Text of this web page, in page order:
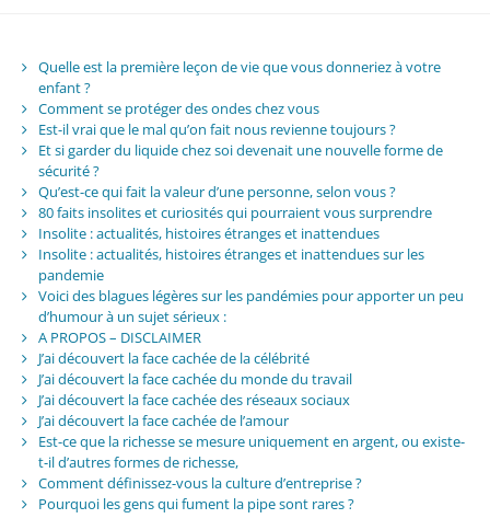
Quelle est la première leçon de vie que vous donneriez à votre
enfant ?
Comment se protéger des ondes chez vous
Est-il vrai que le mal qu’on fait nous revienne toujours ?
Et si garder du liquide chez soi devenait une nouvelle forme de
sécurité ?
Qu’est-ce qui fait la valeur d’une personne, selon vous ?
80 faits insolites et curiosités qui pourraient vous surprendre
Insolite : actualités, histoires étranges et inattendues
Insolite : actualités, histoires étranges et inattendues sur les
pandemie
Voici des blagues légères sur les pandémies pour apporter un peu
d’humour à un sujet sérieux :
A PROPOS – DISCLAIMER
J’ai découvert la face cachée de la célébrité
J’ai découvert la face cachée du monde du travail
J’ai découvert la face cachée des réseaux sociaux
J’ai découvert la face cachée de l’amour
Est-ce que la richesse se mesure uniquement en argent, ou existe-
t-il d’autres formes de richesse,
Comment définissez-vous la culture d’entreprise ?
Pourquoi les gens qui fument la pipe sont rares ?